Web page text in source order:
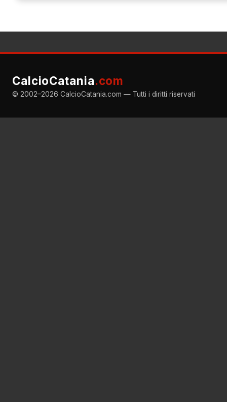
CalcioCatania.com
© 2002–2026 CalcioCatania.com — Tutti i diritti riservati